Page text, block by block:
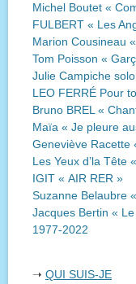
Michel Boutet «
FULBERT « Les
Marion Cousineau
Tom Poisson «
Julie Campiche
LEO FERRÉ Pour
Bruno BREL «
Maïa « Je pleure
Geneviève Racette
Les Yeux d’la Tête
IGIT « AIR RER »
Suzanne Belaubre
Jacques Bertin «
1977-2022
➝ QUI SUIS-JE